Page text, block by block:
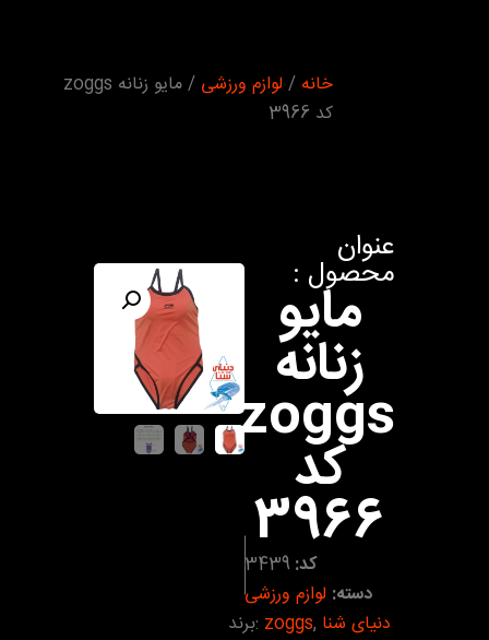
خانه /لوازم ورزشی
/ مایو زنانه zoggs
کد 3966
عنوان
محصول :
مایو
زنانه
zoggs
کد
3966
کد: 3439
دسته: لوازم ورزشی
برند: zoggs, دنیای شنا